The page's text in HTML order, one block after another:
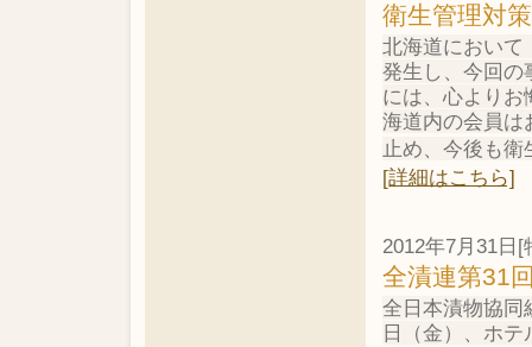
衛生管理対
北海道において
発生し、今回の
には、心よりお
海道内の会員は
止め、今後も衛
[詳細はこちら]
2012年7月31日[
全漬連第31
全日本漬物協同
日（金）、ホ